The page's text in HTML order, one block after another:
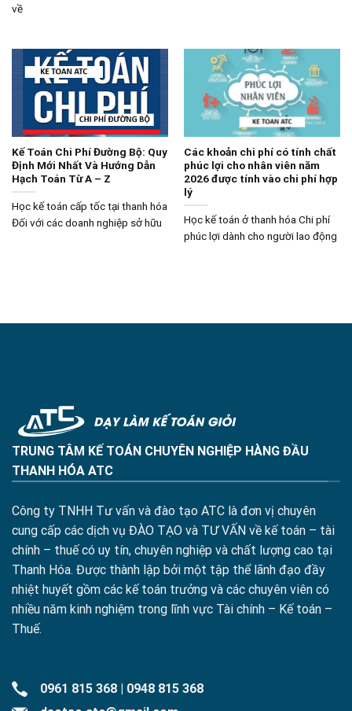
về
Kế Toán Chi Phí Đường Bộ: Quy
Định Mới Nhất Và Hướng Dẫn
Hạch Toán Từ A – Z
Học kế toán cấp tốc tại thanh hóa
Đối với các doanh nghiệp sở hữu
Các khoản chi phí có tính chất
phúc lợi cho nhân viên năm
2026 được tính vào chi phí hợp
lý
Học kế toán ở thanh hóa Chi phí
phúc lợi dành cho người lao động
TRUNG TÂM KẾ TOÁN CHUYÊN NGHIỆP HÀNG ĐẦU
THANH HÓA ATC
Công ty TNHH Tư vấn và đào tạo ATC là đơn vị chuyên
cung cấp các dịch vụ ĐÀO TẠO và TƯ VẤN về kế toán – tài
chính – thuế có uy tín, chuyên nghiệp và chất lượng cao tại
Thanh Hóa. Được thành lập bởi một tập thể lãnh đạo đầy
nhiệt huyết gồm các kế toán trưởng và các chuyên viên có
nhiều năm kinh nghiệm trong lĩnh vực Tài chính – Kế toán –
Thuế.
0961 815 368 | 0948 815 368